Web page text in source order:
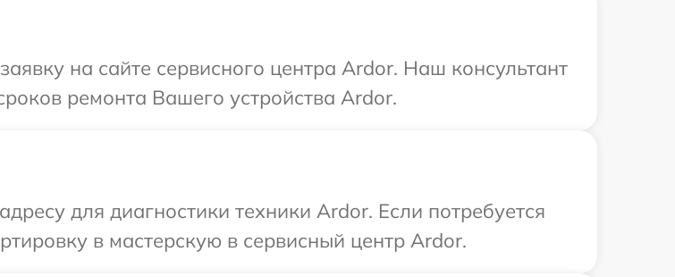
на сайте сервисного центра Ardor. Наш консультант
ремонта Вашего устройства Ardor.
для диагностики техники Ardor. Если потребуется
в мастерскую в сервисный центр Ardor.